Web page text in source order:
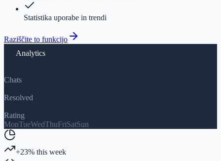
Statistika uporabe in trendi
Raziščite to funkcijo
Analytics
Chats
Resolved
Rating
MonTueWedThuFriSatSun
+23% this week